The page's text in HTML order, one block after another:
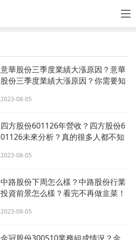
意華股份三季度業績大漲原因？意華
股份三季度業績大漲原因？你需要知
2023-08-05
四方股份601126年營收？四方股份6
01126未來分析？真的很多人都不知
2023-08-05
中路股份下周怎么樣？中路股份行業
投資前景怎么樣？看完不再做韭菜！
2023-08-05